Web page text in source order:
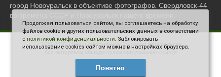
город Новоуральск в объективе фотографов. Свердловск-44
во времена СССР и Новоуральск нашего времени.
2020-2026. Идея и оформление:
Хроники Новоуральска
Продолжая пользоваться сайтом, вы соглашаетесь на обработку
файлов cookie и других пользовательских данных в соответствии
с политикой конфиденциальности. Заблокировать
использование cookies сайтом можно в настройках браузера.
Понятно